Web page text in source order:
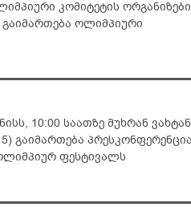
კომიტეტის
ოლიმპიური
10:00 საათზე მუხრან
გაიმართება
ფესტივალს